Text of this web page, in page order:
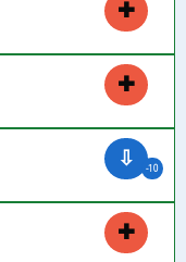
✚
✚
⇩ -10
✚